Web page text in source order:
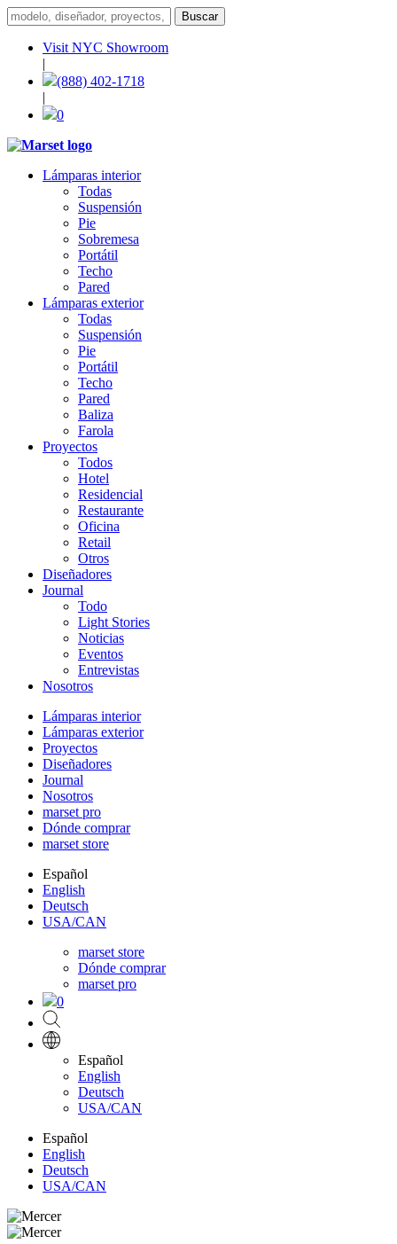
Visit NYC Showroom
|
(888) 402-1718
|
0
Lámparas interior
Todas
Suspensión
Pie
Sobremesa
Portátil
Techo
Pared
Lámparas exterior
Todas
Suspensión
Pie
Portátil
Techo
Pared
Baliza
Farola
Proyectos
Todos
Hotel
Residencial
Restaurante
Oficina
Retail
Otros
Diseñadores
Journal
Todo
Light Stories
Noticias
Eventos
Entrevistas
Nosotros
Lámparas interior
Lámparas exterior
Proyectos
Diseñadores
Journal
Nosotros
marset pro
Dónde comprar
marset store
Español
English
Deutsch
USA/CAN
marset store
Dónde comprar
marset pro
0
Español
English
Deutsch
USA/CAN
Español
English
Deutsch
USA/CAN